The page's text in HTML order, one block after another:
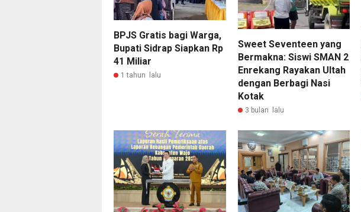
BPJS Gratis bagi Warga,
Bupati Sidrap Siapkan Rp
41 Miliar
1 tahun lalu
Sweet Seventeen yang
Bermakna: Siswi SMAN 2
Enrekang Rayakan Ultah
dengan Berbagi Nasi
Kotak
3 bulan lalu